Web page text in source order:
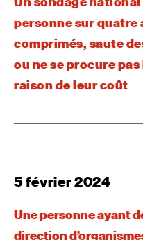
personne sur quatre
comprimés, saute
ou ne se procure
raison de leur coût
5 février 2024
Une personne ayant
direction